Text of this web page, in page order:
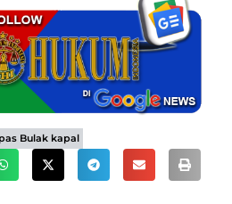
Bulak kapal